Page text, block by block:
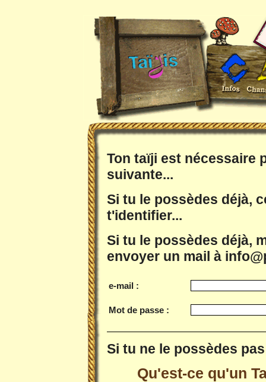
Ton taïji est nécessaire
suivante...
Si tu le possèdes déjà,
t'identifier...
Si tu le possèdes déjà,
envoyer un mail à
e-mail :
Mot de passe :
Si tu ne le possèdes
Qu'est-ce qu'un